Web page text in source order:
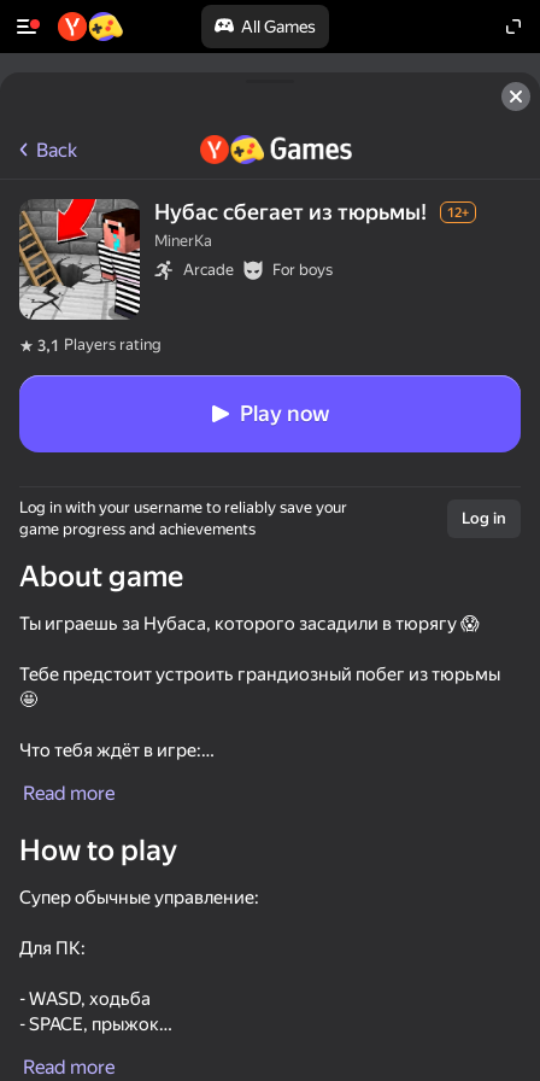
All Games
Rotate device
This game support only landscape
Back
Нубас сбегает из тюрьмы! 12+
MinerKa
Arcade
For boys
3,1 Players rating
Play now
Log in with your username to reliably save your
game progress and achievements
Log in
About game
Ты играешь за Нубаса, которого засадили в тюрягу 😱
Тебе предстоит устроить грандиозный побег из тюрьмы
🤩
Что тебя ждёт в игре:
- Охрана, которая не будет давать тебе гулять по тюрьме
- Игра от 1 лица 😊
Read more
How to play
Супер обычные управление:
Для ПК:
- WASD, ходьба
- SPACE, прыжок
Read more